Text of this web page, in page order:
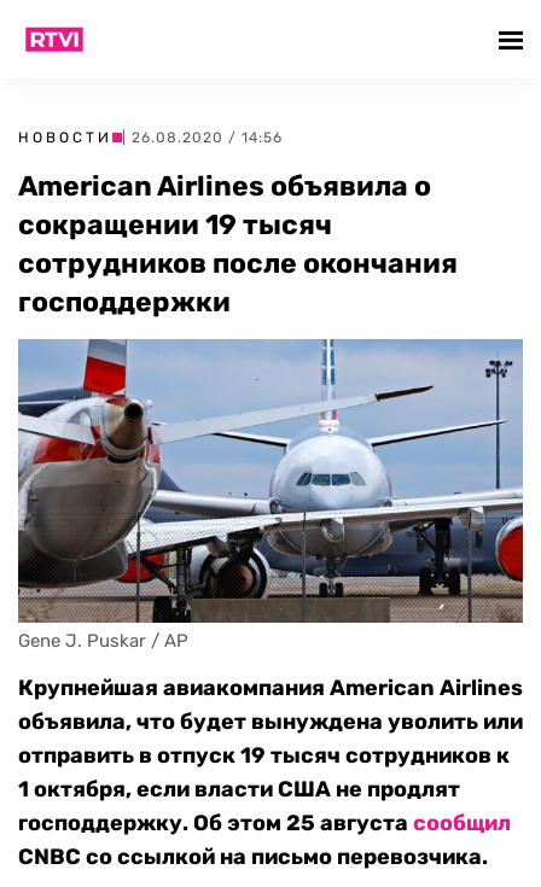
НОВОСТИ | 26.08.2020 / 14:56
American Airlines объявила о
сокращении 19 тысяч
сотрудников после окончания
господдержки
Gene J. Puskar / AP
Крупнейшая авиакомпания American Airlines
объявила, что будет вынуждена уволить или
отправить в отпуск 19 тысяч сотрудников к
1 октября, если власти США не продлят
господдержку. Об этом 25 августа сообщил
CNBC со ссылкой на письмо перевозчика.